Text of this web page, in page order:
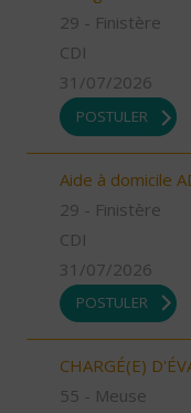
29 - Finistère
CDI
31/07/2026
POSTULER
Aide à domicile
29 - Finistère
CDI
31/07/2026
POSTULER
CHARGÉ(E)
55 - Meuse